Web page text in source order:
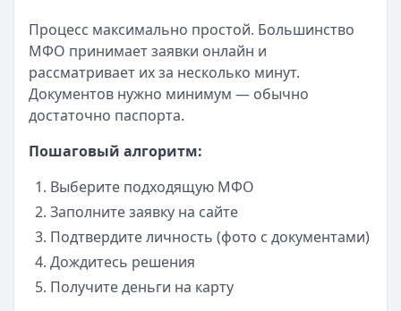
Процесс максимально простой. Большинство
МФО принимает заявки онлайн и
рассматривает их за несколько минут.
Документов нужно минимум — обычно
достаточно паспорта.
Пошаговый алгоритм:
Выберите подходящую МФО
Заполните заявку на сайте
Подтвердите личность (фото с документами)
Дождитесь решения
Получите деньги на карту